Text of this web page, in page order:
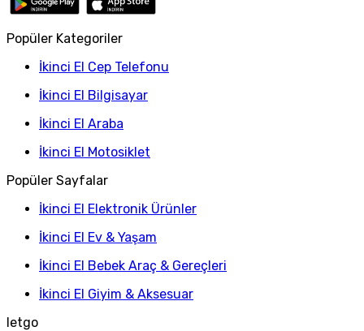
Popüler Kategoriler
İkinci El Cep Telefonu
İkinci El Bilgisayar
İkinci El Araba
İkinci El Motosiklet
Popüler Sayfalar
İkinci El Elektronik Ürünler
İkinci El Ev & Yaşam
İkinci El Bebek Araç & Gereçleri
İkinci El Giyim & Aksesuar
letgo